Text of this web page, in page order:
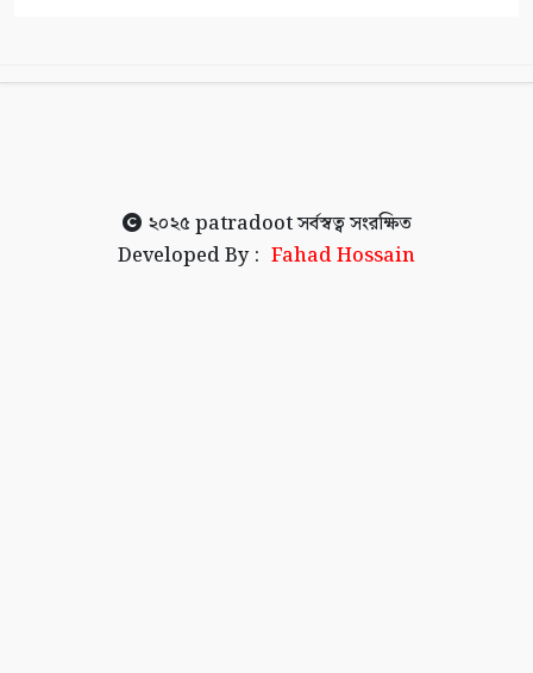
২০২৫ patradootসর্বস্বত্ব সংরক্ষিত
Developed By : Fahad Hossain